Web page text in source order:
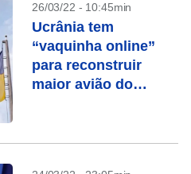
26/03/22 - 10:45min
Ucrânia tem
“vaquinha online”
para reconstruir
maior avião do